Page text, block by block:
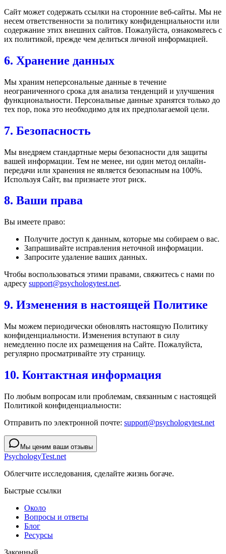
Сайт может содержать ссылки на сторонние веб-сайты. Мы не
несем ответственности за политику конфиденциальности или
содержание этих внешних сайтов. Пожалуйста, ознакомьтесь с
их политикой, прежде чем делиться личной информацией.
6. Хранение данных
Мы храним неперсональные данные в течение
неограниченного срока для анализа тенденций и улучшения
функциональности. Персональные данные хранятся только до
тех пор, пока это необходимо для их предполагаемой цели.
7. Безопасность
Мы внедряем стандартные меры безопасности для защиты
вашей информации. Тем не менее, ни один метод онлайн-
передачи или хранения не является безопасным на 100%.
Используя Сайт, вы признаете этот риск.
8. Ваши права
Вы имеете право:
Получите доступ к данным, которые мы собираем о вас.
Запрашивайте исправления неточной информации.
Запросите удаление ваших данных.
Чтобы воспользоваться этими правами, свяжитесь с нами по
адресу support@psychologytest.net.
9. Изменения в настоящей Политике
Мы можем периодически обновлять настоящую Политику
конфиденциальности. Изменения вступают в силу
немедленно после их размещения на Сайте. Пожалуйста,
регулярно просматривайте эту страницу.
10. Контактная информация
По любым вопросам или проблемам, связанным с настоящей
Политикой конфиденциальности:
Отправить по электронной почте: support@psychologytest.net
Мы ценим ваши отзывы
PsychologyTest.net
Облегчите исследования, сделайте жизнь богаче.
Быстрые ссылки
Около
Вопросы и ответы
Блог
Ресурсы
Законный